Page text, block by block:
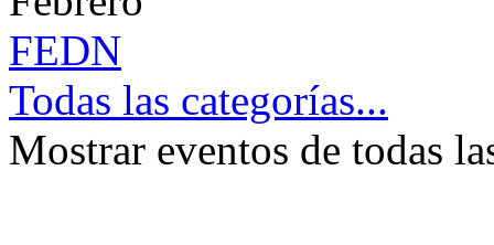
FEDN
Todas las categorías...
Mostrar eventos de todas